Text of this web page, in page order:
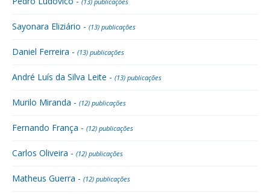
Sayonara Eliziário - (13) publicações
Daniel Ferreira - (13) publicações
André Luís da Silva Leite - (13) publicações
Murilo Miranda - (12) publicações
Fernando França - (12) publicações
Carlos Oliveira - (12) publicações
Matheus Guerra - (12) publicações